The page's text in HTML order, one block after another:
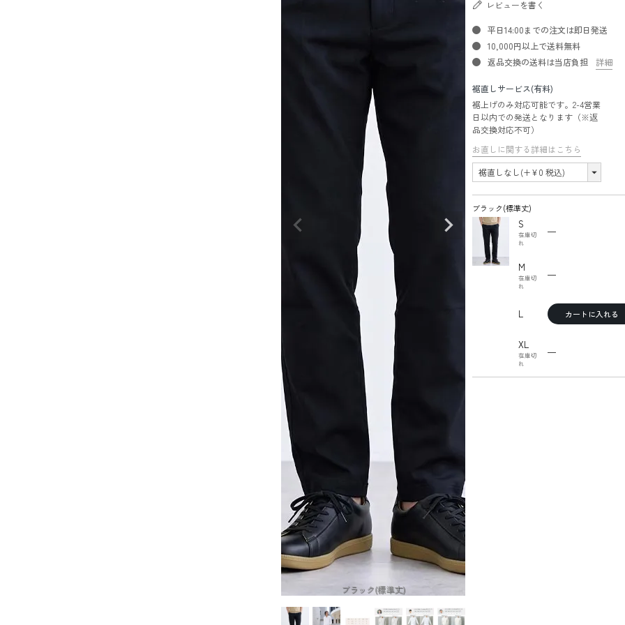
ブラック(標準丈)
レビューを書く
平日14:00までの注文は即日発送
10,000円以上で送料無料
返品交換の送料は当店負担
詳細
裾直しサービス(有料)
裾上げのみ対応可能です。2-4営業
日以内での発送となります（※返
品交換対応不可）
お直しに関する詳細はこちら
ブラック(標準丈)
S
在庫切
れ
—
M
在庫切
れ
—
L カートに入れる
XL
在庫切
れ
—